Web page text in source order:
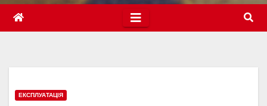
ЕКСПЛУАТАЦІЯ